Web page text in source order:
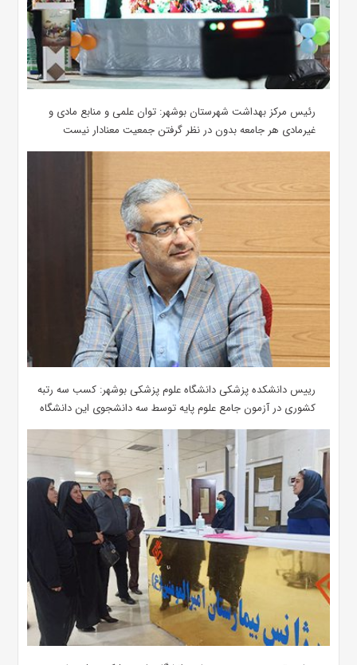
رئیس مرکز بهداشت شهرستان بوشهر: توان علمی و منابع مادی و
غیرمادی هر جامعه بدون در نظر گرفتن جمعیت معنادار نیست
رییس دانشکده پزشکی دانشگاه علوم پزشکی بوشهر: کسب سه رتبه
کشوری در آزمون جامع علوم پایه توسط سه دانشجوی این دانشگاه